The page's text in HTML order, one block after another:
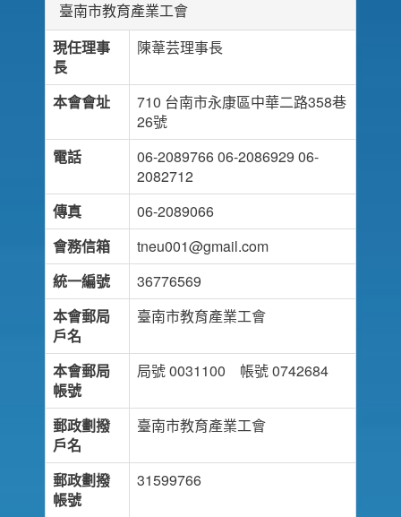
臺南市教育產業工會
現任理事
長
陳葦芸理事長
本會會址
710 台南市永康區中華二路358巷
26號
電話
06-2089766 06-2086929 06-
2082712
傳真
06-2089066
會務信箱
tneu001@gmail.com
統一編號
36776569
本會郵局
戶名
臺南市教育產業工會
本會郵局
帳號
局號 0031100 帳號 0742684
郵政劃撥
戶名
臺南市教育產業工會
郵政劃撥
帳號
31599766